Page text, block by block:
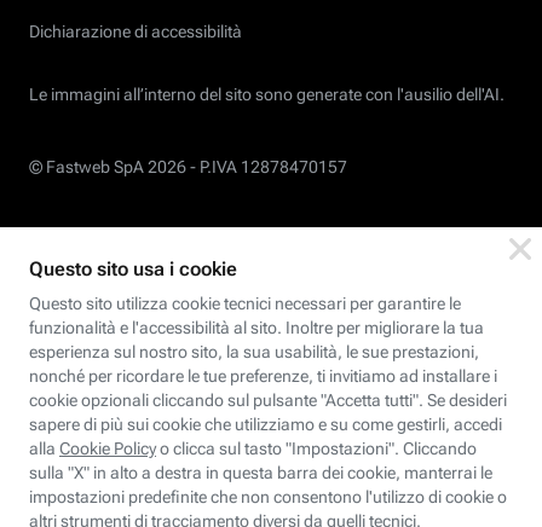
Dichiarazione di accessibilità
Le immagini all’interno del sito sono generate con l'ausilio dell'AI.
© Fastweb SpA 2026 - P.IVA 12878470157